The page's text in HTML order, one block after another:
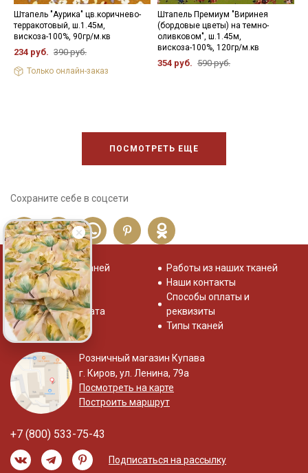
Штапель "Аурика" цв.коричнево-
терракотовый, ш.1.45м,
вискоза-100%, 90гр/м.кв
234 руб. 390 руб.
Только онлайн-заказ
Штапель Премиум "Виринея
(бордовые цветы) на темно-
оливковом", ш.1.45м,
вискоза-100%, 120гр/м.кв
354 руб. 590 руб.
ПОСМОТРЕТЬ ЕЩЕ
Сохраните себе в соцсети
Распродажа тканей
Отзывы о нас
Система скидок
Доставка и оплата
Работы из наших тканей
Наши контакты
Способы оплаты и
реквизиты
Типы тканей
Розничный магазин Купава
г. Киров, ул. Ленина, 79а
Посмотреть на карте
Построить маршрут
+7 (800) 533-75-43
Подписаться на рассылку